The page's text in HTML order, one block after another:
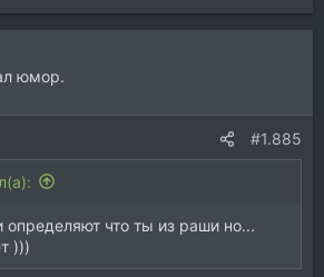
юмор.
#1.885
определяют что ты из раши но...
)))